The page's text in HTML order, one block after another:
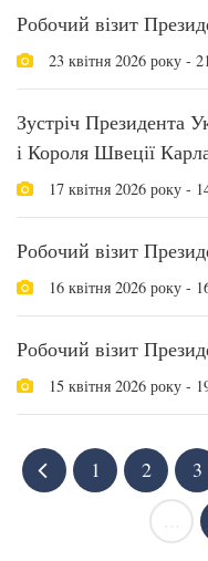
Робочий візит
23 квітня 2026 року -
Зустріч Президента
і Короля Швеції
17 квітня 2026 року -
Робочий візит
16 квітня 2026 року -
Робочий візит
15 квітня 2026 року -
1 2 3